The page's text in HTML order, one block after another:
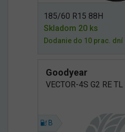
185/60 R15 88H
Skladom 20 ks
Dodanie do 10 prac. dní
Goodyear
VECTOR-4S G2 RE TL
B